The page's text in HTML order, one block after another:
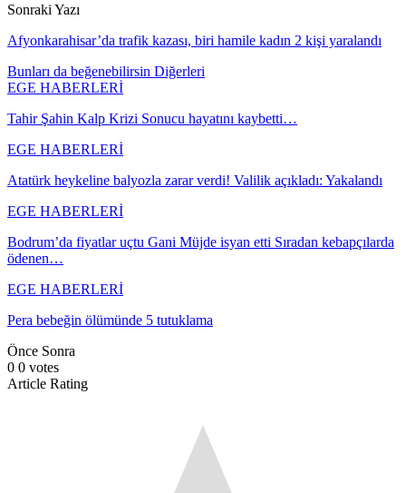
Sonraki Yazı
Afyonkarahisar’da trafik kazası, biri hamile kadın 2 kişi yaralandı
Bunları da beğenebilirsin Diğerleri
EGE HABERLERİ
Tahir Şahin Kalp Krizi Sonucu hayatını kaybetti…
EGE HABERLERİ
Atatürk heykeline balyozla zarar verdi! Valilik açıkladı: Yakalandı
EGE HABERLERİ
Bodrum’da fiyatlar uçtu Gani Müjde isyan etti Sıradan kebapçılarda
ödenen…
EGE HABERLERİ
Pera bebeğin ölümünde 5 tutuklama
Önce Sonra
0 0 votes
Article Rating